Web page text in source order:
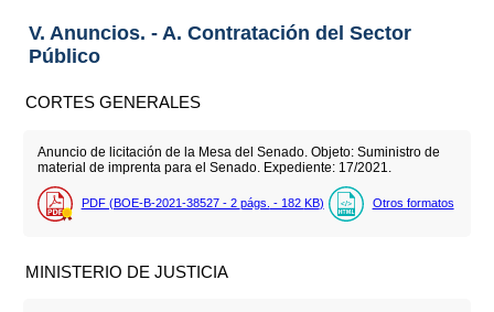
V. Anuncios. - A. Contratación del Sector
Público
CORTES GENERALES
Anuncio de licitación de la Mesa del Senado. Objeto: Suministro de
material de imprenta para el Senado. Expediente: 17/2021.
PDF (BOE-B-2021-38527 - 2 págs. - 182 KB) Otros formatos
MINISTERIO DE JUSTICIA